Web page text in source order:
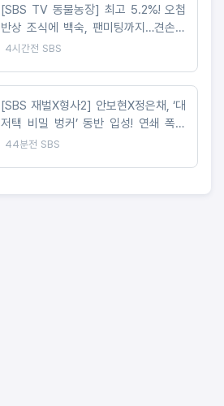
[SBS TV 동물농장] 최고 5.2%! 오첩
반상 조식에 백숙, 팬미팅까지…견손주
바라기 할머니 등장
4시간전 SBS
[SBS 재벌X형사2] 안보현X정은채, ‘대
저택 비밀 벙커’ 동반 입성! 연쇄 폭탄
테러범에 역공 START
44분전 SBS